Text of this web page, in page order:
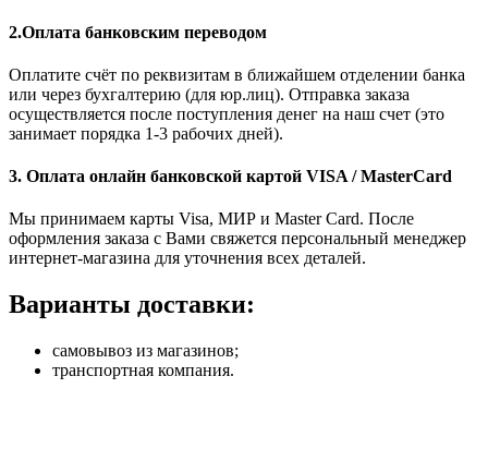
2.Оплата банковским переводом
Оплатите счёт по реквизитам в ближайшем отделении банка
или через бухгалтерию (для юр.лиц). Отправка заказа
осуществляется после поступления денег на наш счет (это
занимает порядка 1-3 рабочих дней).
3. Оплата онлайн банковской картой VISA / MasterCard
Мы принимаем карты Visa, МИР и Master Card. После
оформления заказа с Вами свяжется персональный менеджер
интернет-магазина для уточнения всех деталей.
Варианты доставки:
самовывоз из магазинов;
транспортная компания.